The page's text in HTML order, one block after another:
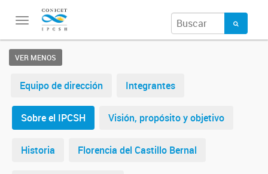
Toggle
navigation
VER MENOS
Equipo de dirección Integrantes
Sobre el IPCSH Visión, propósito y objetivo
Historia Florencia del Castillo Bernal